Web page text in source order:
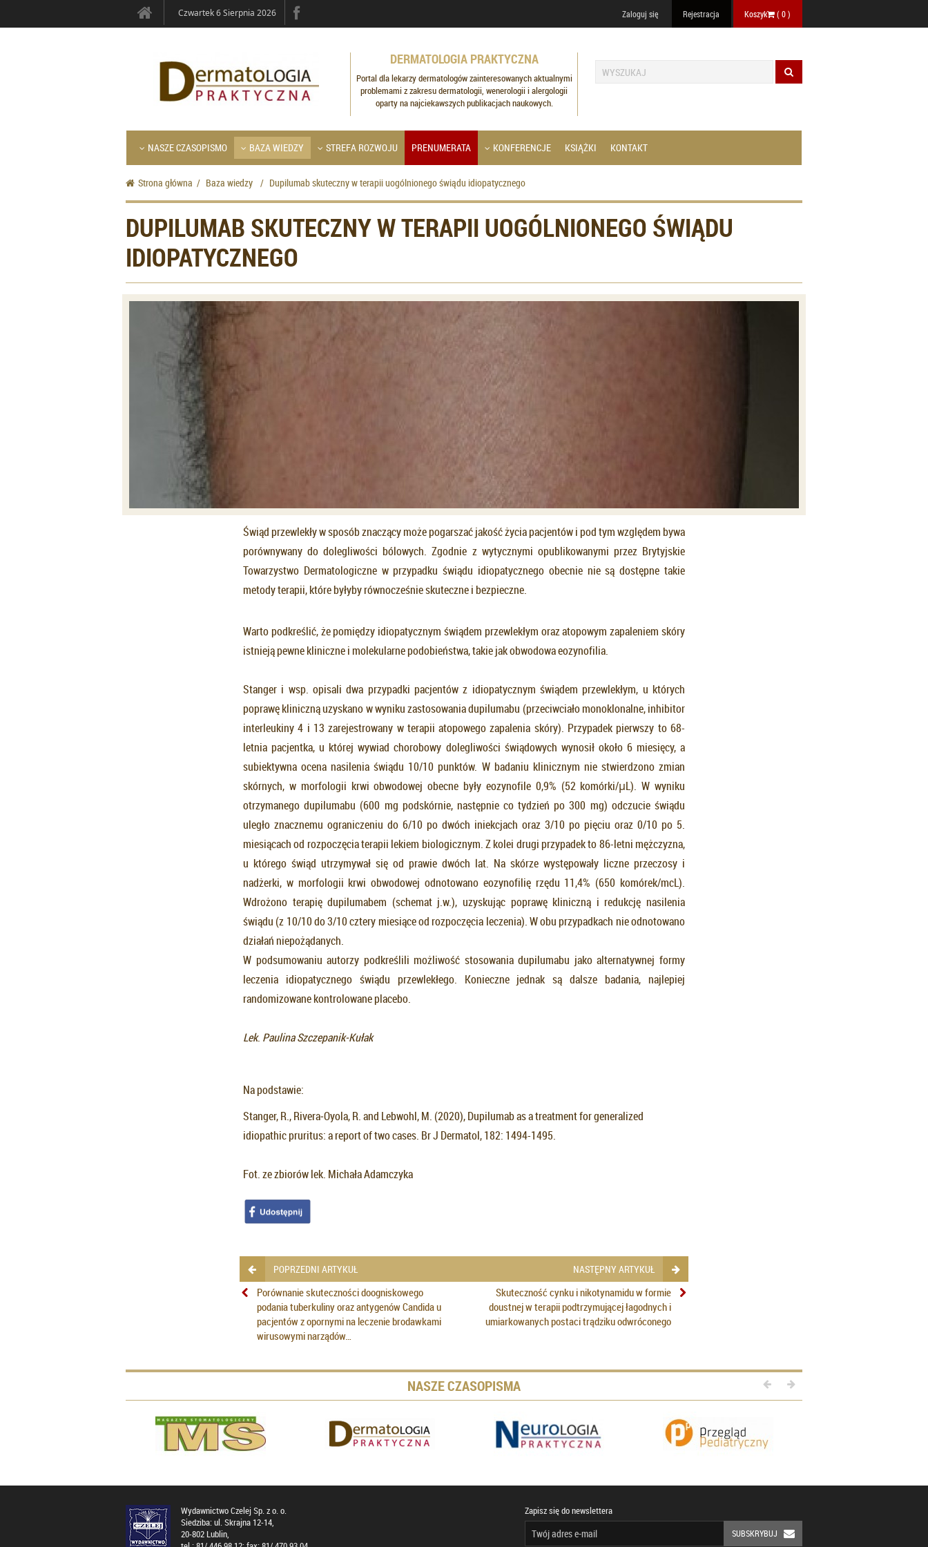
Czwartek 6 Sierpnia 2026 Zaloguj się Rejestracja Koszyk (0)
DERMATOLOGIA PRAKTYCZNA
Portal dla lekarzy dermatologów zainteresowanych aktualnymi
problemami z zakresu dermatologii, wenerologii i alergologii
oparty na najciekawszych publikacjach naukowych.
NASZE CZASOPISMO BAZA WIEDZY STREFA ROZWOJU PRENUMERATA KONFERENCJE KSIĄŻKI KONTAKT
Strona główna / Baza wiedzy / Dupilumab skuteczny w terapii uogólnionego świądu idiopatycznego
DUPILUMAB SKUTECZNY W TERAPII UOGÓLNIONEGO ŚWIĄDU
IDIOPATYCZNEGO
Świąd przewlekły w sposób znaczący może pogarszać jakość życia pacjentów i pod tym względem bywa
porównywany do dolegliwości bólowych. Zgodnie z wytycznymi opublikowanymi przez Brytyjskie
Towarzystwo Dermatologiczne w przypadku świądu idiopatycznego obecnie nie są dostępne takie
metody terapii, które byłyby równocześnie skuteczne i bezpieczne.
Warto podkreślić, że pomiędzy idiopatycznym świądem przewlekłym oraz atopowym zapaleniem skóry
istnieją pewne kliniczne i molekularne podobieństwa, takie jak obwodowa eozynofilia.
Stanger i wsp. opisali dwa przypadki pacjentów z idiopatycznym świądem przewlekłym, u których
poprawę kliniczną uzyskano w wyniku zastosowania dupilumabu (przeciwciało monoklonalne, inhibitor
interleukiny 4 i 13 zarejestrowany w terapii atopowego zapalenia skóry). Przypadek pierwszy to 68-
letnia pacjentka, u której wywiad chorobowy dolegliwości świądowych wynosił około 6 miesięcy, a
subiektywna ocena nasilenia świądu 10/10 punktów. W badaniu klinicznym nie stwierdzono zmian
skórnych, w morfologii krwi obwodowej obecne były eozynofile 0,9% (52 komórki/µL). W wyniku
otrzymanego dupilumabu (600 mg podskórnie, następnie co tydzień po 300 mg) odczucie świądu
uległo znacznemu ograniczeniu do 6/10 po dwóch iniekcjach oraz 3/10 po pięciu oraz 0/10 po 5.
miesiącach od rozpoczęcia terapii lekiem biologicznym. Z kolei drugi przypadek to 86-letni mężczyzna,
u którego świąd utrzymywał się od prawie dwóch lat. Na skórze występowały liczne przeczosy i
nadżerki, w morfologii krwi obwodowej odnotowano eozynofilię rzędu 11,4% (650 komórek/mcL).
Wdrożono terapię dupilumabem (schemat j.w.), uzyskując poprawę kliniczną i redukcję nasilenia
świądu (z 10/10 do 3/10 cztery miesiące od rozpoczęcia leczenia). W obu przypadkach nie odnotowano
działań niepożądanych.
W podsumowaniu autorzy podkreślili możliwość stosowania dupilumabu jako alternatywnej formy
leczenia idiopatycznego świądu przewlekłego. Konieczne jednak są dalsze badania, najlepiej
randomizowane kontrolowane placebo.
Lek. Paulina Szczepanik-Kułak
Na podstawie:
Stanger, R., Rivera‐Oyola, R. and Lebwohl, M. (2020), Dupilumab as a treatment for generalized
idiopathic pruritus: a report of two cases. Br J Dermatol, 182: 1494-1495.
Fot. ze zbiorów lek. Michała Adamczyka
POPRZEDNI ARTYKUŁ NASTĘPNY ARTYKUŁ
Porównanie skuteczności doogniskowego
podania tuberkuliny oraz antygenów Candida u
pacjentów z opornymi na leczenie brodawkami
wirusowymi narządów…
Skuteczność cynku i nikotynamidu w formie
doustnej w terapii podtrzymującej łagodnych i
umiarkowanych postaci trądziku odwróconego
NASZE CZASOPISMA
Wydawnictwo Czelej Sp. z o. o.
Siedziba: ul. Skrajna 12-14,
20-802 Lublin,
Zapisz się do newslettera
SUBSKRYBUJ